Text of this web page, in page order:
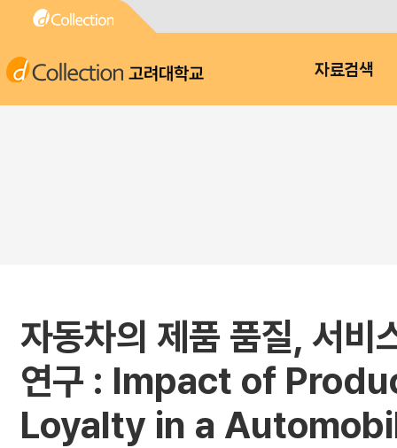
고려대학교 자료검색
자동차의 제품 품질, 서비
연구 : Impact of
Loyalty in a